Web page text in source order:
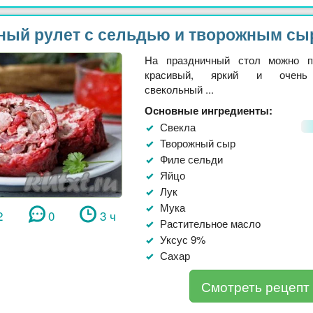
рулет с сельдью и творожным
0 3 ч
На праздничный стол можно
красивый, яркий и очень
свекольный ...
Основные ингредиенты:
Свекла
Творожный сыр
Филе сельди
Яйцо
Лук
Мука
Растительное масло
Уксус 9%
Сахар
Смотреть рецепт